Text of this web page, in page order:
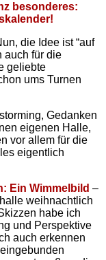
besonderes:
die Idee ist “auf
auch für die
geliebte
ums Turnen
Gedanken
eigenen Halle,
vor allem für die
eigentlich
Ein Wimmelbild –
weihnachtlich
habe ich
und Perspektive
auch erkennen